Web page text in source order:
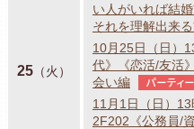
25（火）
い人がいれば結
それを理解出来
10月25日（日）
代》《恋活/友活
会い編
パーティー
11月1日（日）
2F202《公務員/